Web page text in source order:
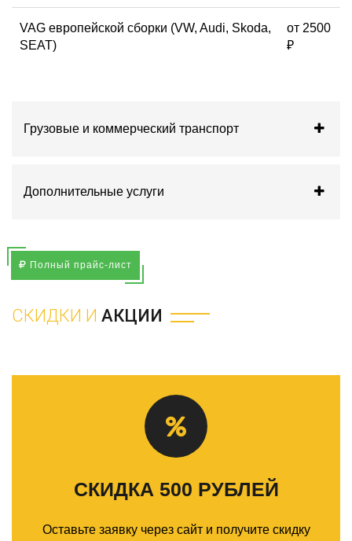
VAG европейской сборки (VW, Audi, Skoda,
SEAT)
от 2500
₽
Грузовые и коммерческий транспорт
Дополнительные услуги
Полный прайс-лист
СКИДКИ И АКЦИИ
СКИДКА 500 РУБЛЕЙ
Оставьте заявку через сайт и получите скидку